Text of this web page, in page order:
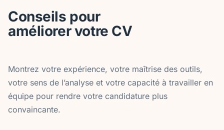
Conseils pour
améliorer votre CV
Montrez votre expérience, votre maîtrise des outils,
votre sens de l’analyse et votre capacité à travailler en
équipe pour rendre votre candidature plus
convaincante.